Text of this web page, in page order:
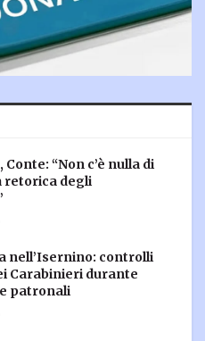
Conte: “Non c’è nulla di
retorica degli
nell’Isernino: controlli
Carabinieri durante
patronali